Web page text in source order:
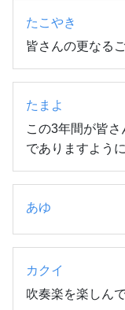
たこやき
皆さんの更なる
たまよ
この3年間が皆
でありますように
あゆ
カクイ
吹奏楽を楽しん